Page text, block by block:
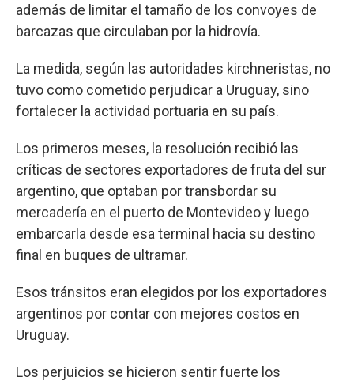
además de limitar el tamaño de los convoyes de
barcazas que circulaban por la hidrovía.
La medida, según las autoridades kirchneristas, no
tuvo como cometido perjudicar a Uruguay, sino
fortalecer la actividad portuaria en su país.
Los primeros meses, la resolución recibió las
críticas de sectores exportadores de fruta del sur
argentino, que optaban por transbordar su
mercadería en el puerto de Montevideo y luego
embarcarla desde esa terminal hacia su destino
final en buques de ultramar.
Esos tránsitos eran elegidos por los exportadores
argentinos por contar con mejores costos en
Uruguay.
Los perjuicios se hicieron sentir fuerte los